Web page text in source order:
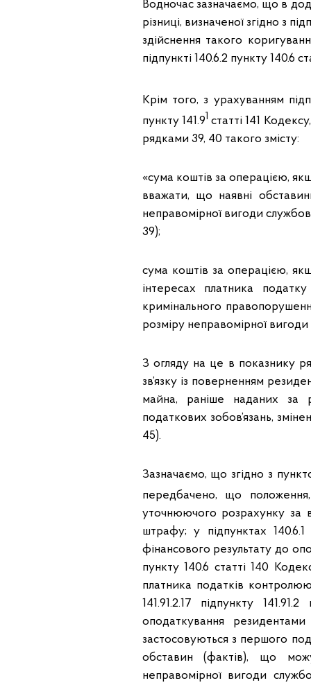
Водночас зазначаємо, що в
різниці, визначеної згідно з
здійснення такого
підпункті 140.6.2 пункту 140.6
Крім того, з урахуванням
пункту 141.9 статті 141
рядками 39, 40 такого змісту:
«сума коштів за операцією,
вважати, що наявні
неправомірної вигоди
39);
сума коштів за операцією,
інтересах платника
кримінального
розміру неправомірної
З огляду на це в показнику
зв’язку із поверненням
майна, раніше наданих за
податкових зобов’язань,
45).
Зазначаємо, що згідно з
передбачено, що положення,
уточнюючого розрахунку за
штрафу; у підпунктах
фінансового результату до
пункту 140.6 статті 140
платника податків
141.91.2.17 підпункту
оподаткування
застосовуються з першого
обставин (фактів), що
неправомірної вигоди